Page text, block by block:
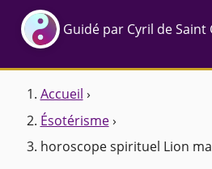
Guidé par Cyril de Saint
Accueil ›
Ésotérisme ›
horoscope spirituel Lion